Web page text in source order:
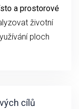
a prostorové
životní
ploch
cílů